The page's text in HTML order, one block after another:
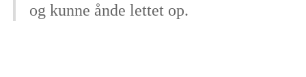
og kunne ånde lettet op.